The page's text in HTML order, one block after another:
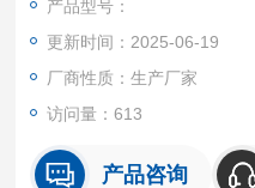
应急通讯一步到位。旭信/防
产品型号：
更新时间：2025-06-19
厂商性质：生产厂家
访问量：613
产品咨询